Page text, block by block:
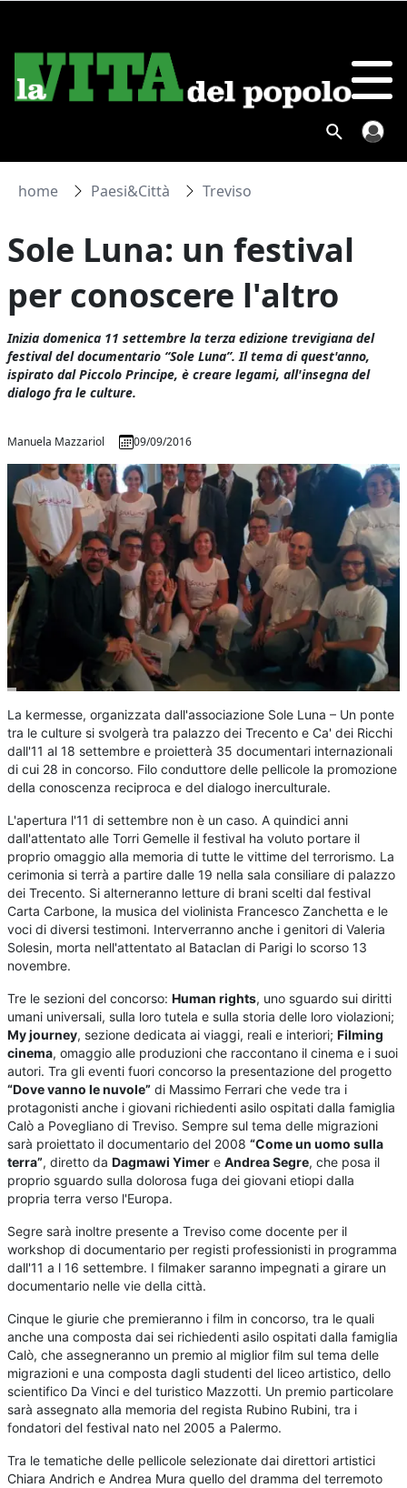
home Paesi&Città Treviso
Sole Luna: un festival
per conoscere l'altro
Inizia domenica 11 settembre la terza edizione trevigiana del
festival del documentario “Sole Luna”. Il tema di quest'anno,
ispirato dal Piccolo Principe, è creare legami, all'insegna del
dialogo fra le culture.
Manuela Mazzariol 09/09/2016
La kermesse, organizzata dall'associazione Sole Luna – Un ponte
tra le culture si svolgerà tra palazzo dei Trecento e Ca' dei Ricchi
dall'11 al 18 settembre e proietterà 35 documentari internazionali
di cui 28 in concorso. Filo conduttore delle pellicole la promozione
della conoscenza reciproca e del dialogo inerculturale.
L'apertura l'11 di settembre non è un caso. A quindici anni
dall'attentato alle Torri Gemelle il festival ha voluto portare il
proprio omaggio alla memoria di tutte le vittime del terrorismo. La
cerimonia si terrà a partire dalle 19 nella sala consiliare di palazzo
dei Trecento. Si alterneranno letture di brani scelti dal festival
Carta Carbone, la musica del violinista Francesco Zanchetta e le
voci di diversi testimoni. Interverranno anche i genitori di Valeria
Solesin, morta nell'attentato al Bataclan di Parigi lo scorso 13
novembre.
Tre le sezioni del concorso:Human rights, uno sguardo sui diritti
umani universali, sulla loro tutela e sulla storia delle loro violazioni;
My journey, sezione dedicata ai viaggi, reali e interiori;Filming
cinema, omaggio alle produzioni che raccontano il cinema e i suoi
autori. Tra gli eventi fuori concorso la presentazione del progetto
“Dove vanno le nuvole” di Massimo Ferrari che vede tra i
protagonisti anche i giovani richiedenti asilo ospitati dalla famiglia
Calò a Povegliano di Treviso. Sempre sul tema delle migrazioni
sarà proiettato il documentario del 2008“Come un uomo sulla
terra”, diretto daDagmawi Yimer eAndrea Segre, che posa il
proprio sguardo sulla dolorosa fuga dei giovani etiopi dalla
propria terra verso l'Europa.
Segre sarà inoltre presente a Treviso come docente per il
workshop di documentario per registi professionisti in programma
dall'11 a l 16 settembre. I filmaker saranno impegnati a girare un
documentario nelle vie della città.
Cinque le giurie che premieranno i film in concorso, tra le quali
anche una composta dai sei richiedenti asilo ospitati dalla famiglia
Calò, che assegneranno un premio al miglior film sul tema delle
migrazioni e una composta dagli studenti del liceo artistico, dello
scientifico Da Vinci e del turistico Mazzotti. Un premio particolare
sarà assegnato alla memoria del regista Rubino Rubini, tra i
fondatori del festival nato nel 2005 a Palermo.
Tra le tematiche delle pellicole selezionate dai direttori artistici
Chiara Andrich e Andrea Mura quello del dramma del terremoto